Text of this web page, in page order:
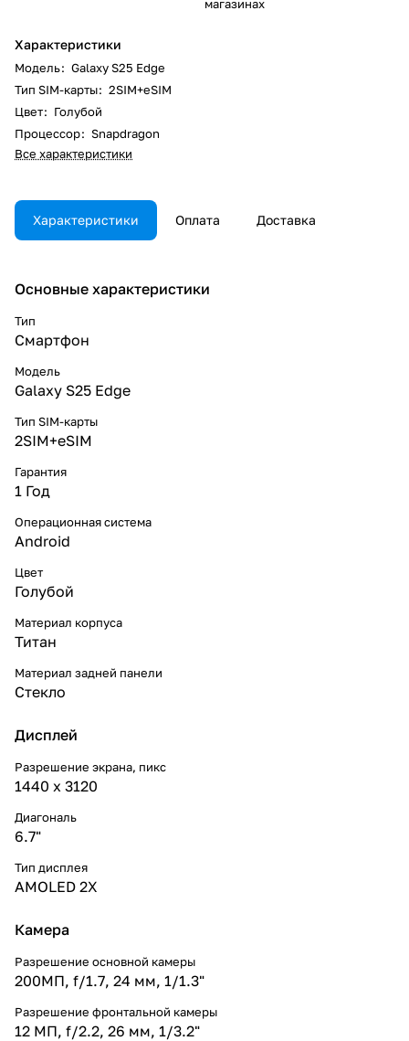
Характеристики
Модель: Galaxy S25 Edge
Тип SIM-карты: 2SIM+eSIM
Цвет: Голубой
Процессор: Snapdragon
Все характеристики
магазинах
Характеристики Оплата Доставка
Основные характеристики
Тип
Смартфон
Модель
Galaxy S25 Edge
Тип SIM-карты
2SIM+eSIM
Гарантия
1 Год
Операционная система
Android
Цвет
Голубой
Материал корпуса
Титан
Материал задней панели
Стекло
Дисплей
Разрешение экрана, пикс
1440 x 3120
Диагональ
6.7"
Тип дисплея
AMOLED 2X
Камера
Разрешение основной камеры
200МП, f/1.7, 24 мм, 1/1.3"
Разрешение фронтальной камеры
12 МП, f/2.2, 26 мм, 1/3.2"